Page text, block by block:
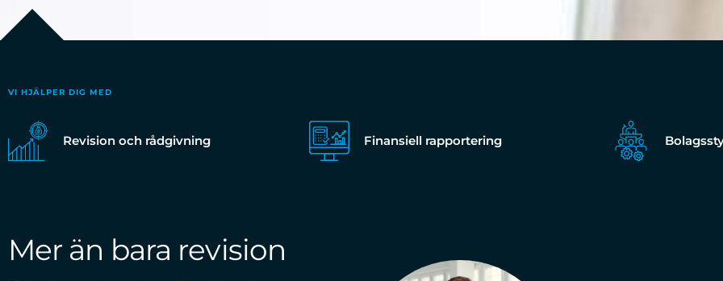
VI HJÄLPER DIG MED
Revision och rådgivning Finansiell rapportering
Mer än bara revision